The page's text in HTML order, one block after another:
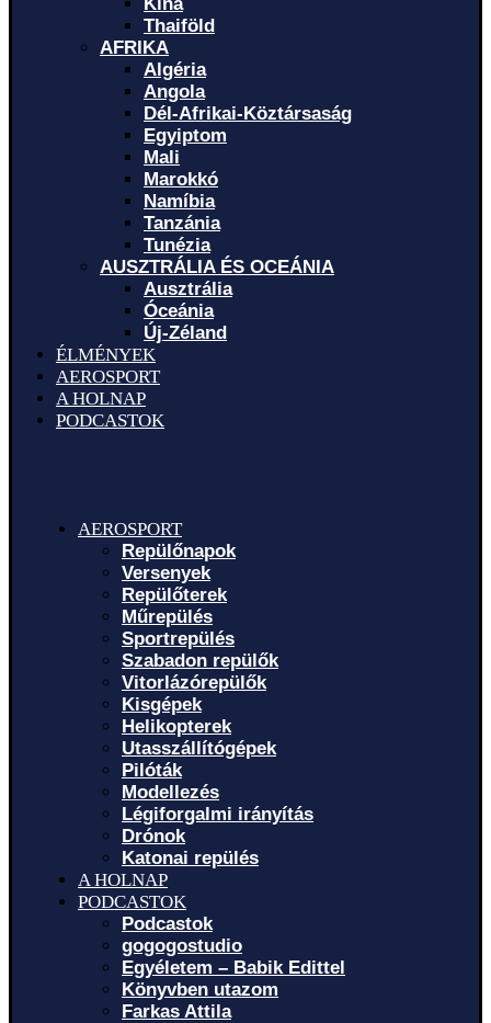
Thaiföld
AFRIKA
Algéria
Angola
Dél-Afrikai-Köztársaság
Egyiptom
Mali
Marokkó
Namíbia
Tanzánia
Tunézia
AUSZTRÁLIA ÉS OCEÁNIA
Ausztrália
Óceánia
Új-Zéland
ÉLMÉNYEK
AEROSPORT
A HOLNAP
PODCASTOK
AEROSPORT
Repülőnapok
Versenyek
Repülőterek
Műrepülés
Sportrepülés
Szabadon repülők
Vitorlázórepülők
Kisgépek
Helikopterek
Utasszállítógépek
Pilóták
Modellezés
Légiforgalmi irányítás
Drónok
Katonai repülés
A HOLNAP
PODCASTOK
Podcastok
gogogostudio
Egyéletem – Babik Edittel
Könyvben utazom
Farkas Attila